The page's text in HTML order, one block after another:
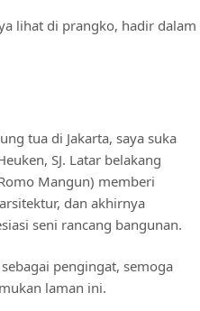
lihat di prangko, hadir dalam
tua di Jakarta, saya suka
SJ. Latar belakang
Mangun) memberi
dan akhirnya
seni rancang bangunan.
pengingat, semoga
laman ini.